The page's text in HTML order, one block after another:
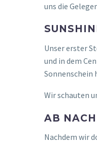
uns die
Unser erster
und in dem
Wir schauten
AB
Nachdem wir